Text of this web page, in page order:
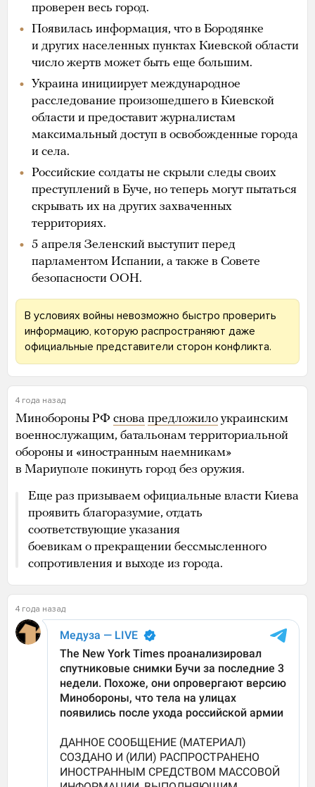
проверен весь город.
Появилась информация, что в Бородянке
и других населенных пунктах Киевской области
число жертв может быть еще большим.
Украина инициирует международное
расследование произошедшего в Киевской
области и предоставит журналистам
максимальный доступ в освобожденные города
и села.
Российские солдаты не скрыли следы своих
преступлений в Буче, но теперь могут пытаться
скрывать их на других захваченных
территориях.
5 апреля Зеленский выступит перед
парламентом Испании, а также в Совете
безопасности ООН.
В условиях войны невозможно быстро проверить
информацию, которую распространяют даже
официальные представители сторон конфликта.
4 года назад
Минобороны РФ снова предложило украинским
военнослужащим, батальонам территориальной
обороны и «иностранным наемникам»
в Мариуполе покинуть город без оружия.
Еще раз призываем официальные власти Киева
проявить благоразумие, отдать
соответствующие указания
боевикам о прекращении бессмысленного
сопротивления и выходе из города.
4 года назад